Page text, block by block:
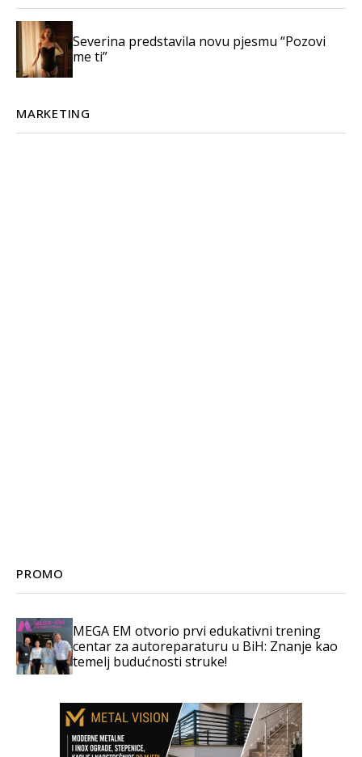
Severina predstavila novu pjesmu “Pozovi
me ti”
MARKETING
PROMO
MEGA EM otvorio prvi edukativni trening
centar za autoreparaturu u BiH: Znanje kao
temelj budućnosti struke!